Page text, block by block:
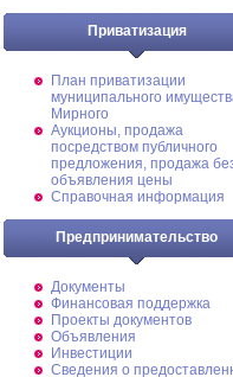
Приватизация
План приватизации
муниципального
Мирного
Аукционы, продажа
посредством публичного
предложения, продажа
объявления цены
Справочная информация
Предпринимательство
Документы
Финансовая поддержка
Проекты документов
Объявления
Инвестиции
Сведения о